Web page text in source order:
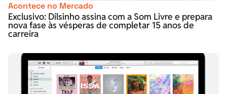
Acontece no Mercado
Exclusivo: Dilsinho assina com a Som Livre e prepara
nova fase às vésperas de completar 15 anos de
carreira